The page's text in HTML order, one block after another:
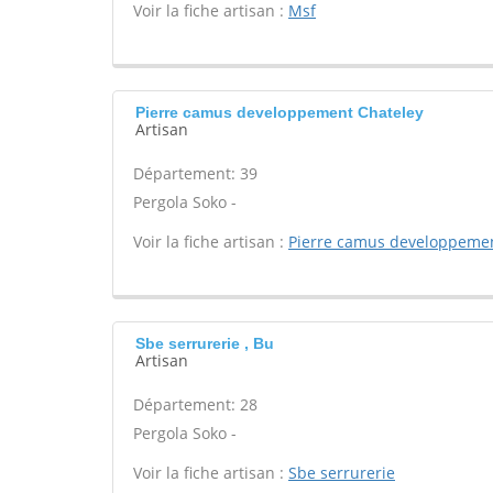
Voir la fiche artisan : Msf
Pierre camus developpement Chateley
Artisan
Département: 39
Pergola Soko -
Voir la fiche artisan : Pierre camus
Sbe serrurerie , Bu
Artisan
Département: 28
Pergola Soko -
Voir la fiche artisan : Sbe serrurerie